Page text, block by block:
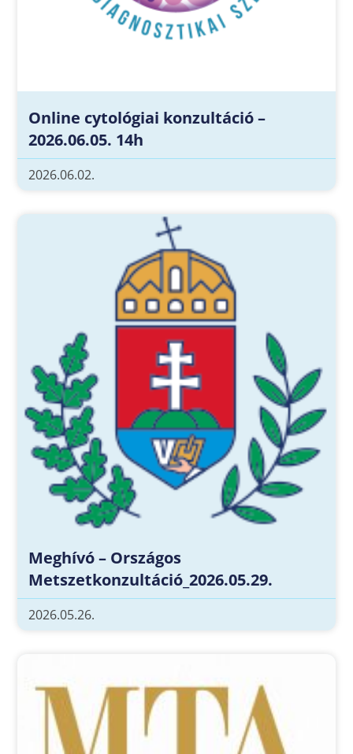
Online cytológiai konzultáció –
2026.06.05. 14h
2026.06.02.
Meghívó – Országos
Metszetkonzultáció_2026.05.29.
2026.05.26.